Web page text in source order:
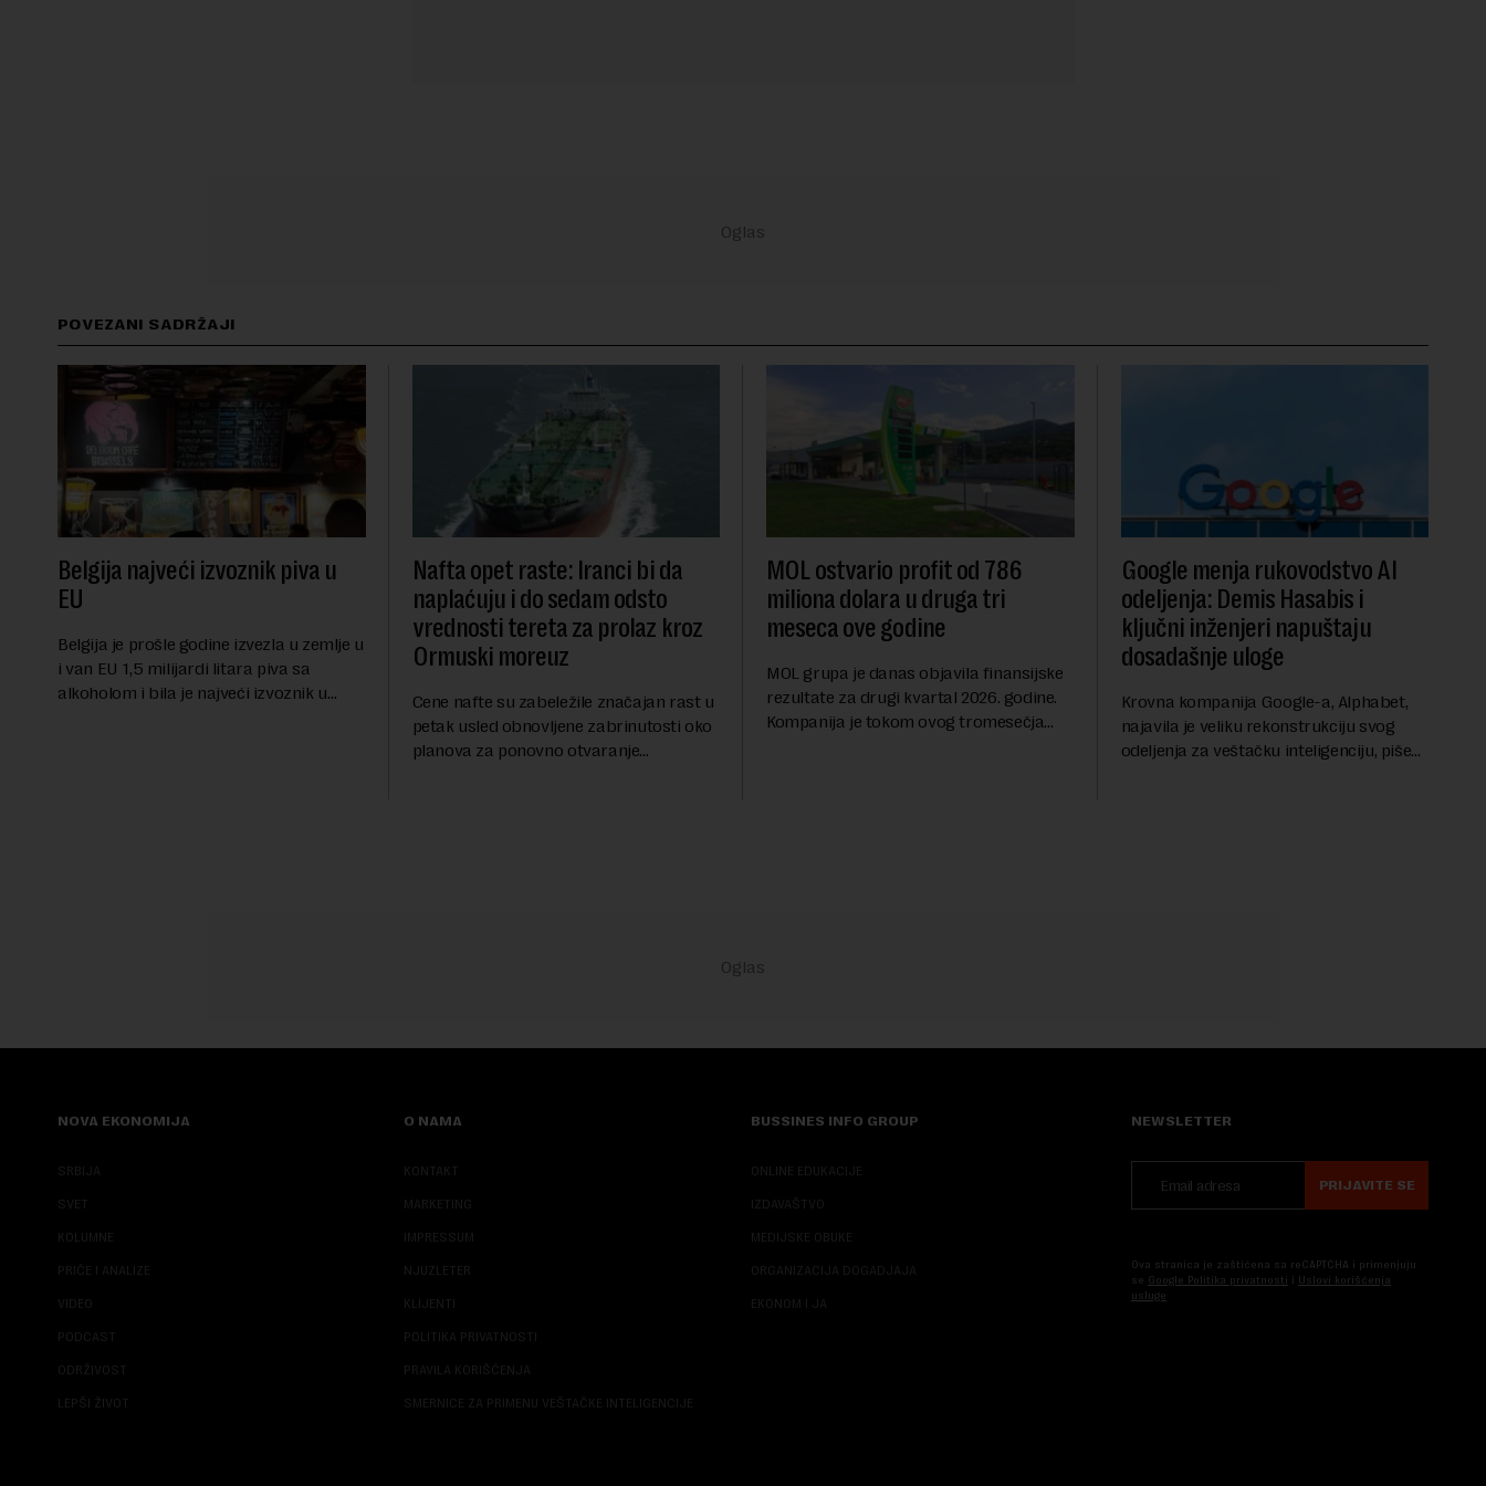
POVEZANI SADRŽAJI
Belgija najveći izvoznik piva u
EU
Belgija je prošle godine izvezla u zemlje u
i van EU 1,5 milijardi litara piva sa
alkoholom i bila je najveći izvoznik u
Nafta opet raste: Iranci bi da
naplaćuju i do sedam odsto
vrednosti tereta za prolaz kroz
Ormuski moreuz
Cene nafte su zabeležile značajan rast u
petak usled obnovljene zabrinutosti oko
planova za ponovno otvaranje
MOL ostvario profit od 786
miliona dolara u druga tri
meseca ove godine
MOL grupa je danas objavila finansijske
rezultate za drugi kvartal 2026. godine.
Kompanija je tokom ovog tromesečja
Google menja rukovodstvo AI
odeljenja: Demis Hasabis i
ključni inženjeri napuštaju
dosadašnje uloge
Krovna kompanija Google-a, Alphabet,
najavila je veliku rekonstrukciju svog
odeljenja za veštačku inteligenciju, piše
NOVA EKONOMIJA
SRBIJA
SVET
KOLUMNE
PRIČE I ANALIZE
VIDEO
PODCAST
ODRŽIVOST
LEPŠI ŽIVOT
O NAMA
KONTAKT
MARKETING
IMPRESSUM
NJUZLETER
KLIJENTI
POLITIKA PRIVATNOSTI
PRAVILA KORIŠĆENJA
SMERNICE ZA PRIMENU VEŠTAČKE INTELIGENCIJE
BUSSINES INFO GROUP
ONLINE EDUKACIJE
IZDAVAŠTVO
MEDIJSKE OBUKE
ORGANIZACIJA DOGADJAJA
EKONOM I JA
NEWSLETTER
PRIJAVITE SE
Ova stranica je zaštićena sa reCAPTCHA i primenjuju
se Google Politika privatnosti i Uslovi korišćenja
usluge